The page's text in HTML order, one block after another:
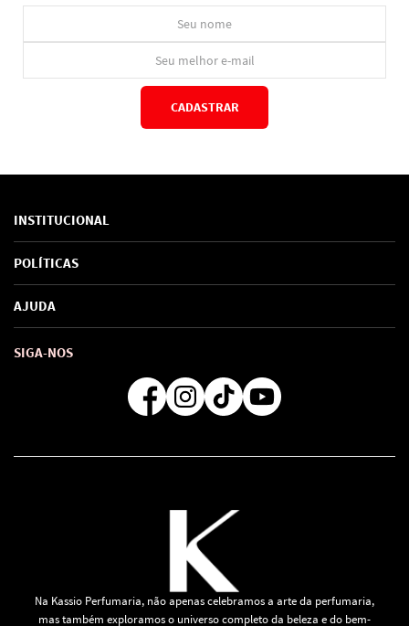
CADASTRAR
INSTITUCIONAL
Sobre Nós
Marcas
SAC de marcas
Como comprar
POLÍTICAS
Política de Privacidade
Troca e Devoluções
Formas de Pagamento
Regra de Frete Grátis
AJUDA
SIGA-NOS
Na Kassio Perfumaria, não apenas celebramos a arte da perfumaria,
mas também exploramos o universo completo da beleza e do bem-